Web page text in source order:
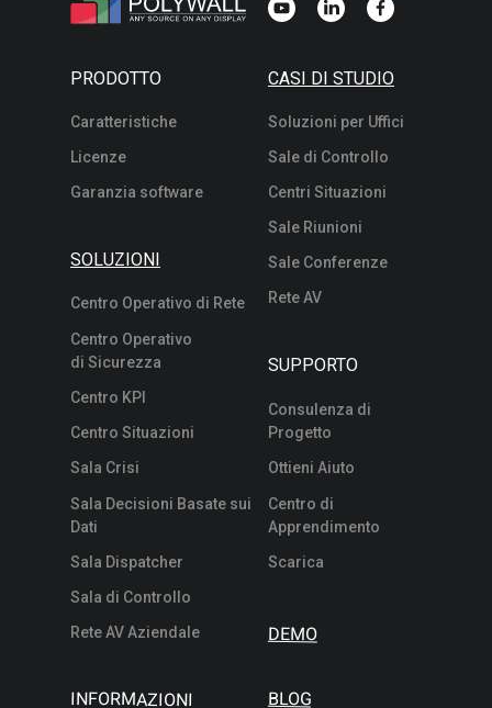
SOLUZIONI
PRODOTTO CASI DI STUDIO
SUPPORTO
INFORMAZIONI
Caratteristiche
Licenze
Centro Operativo di Rete
Centro Operativo
di Sicurezza
Centro KPI
Centro Situazioni
Sala Crisi
Sala Decisioni Basate sui
Dati
Sala Dispatcher
Sala di Controllo
Rete AV Aziendale
Consulenza di
Progetto
Scarica
Ottieni Aiuto
Centro di
Apprendimento
Garanzia software
DEMO
BLOG
Soluzioni per Uffici
Sale di Controllo
Centri Situazioni
Sale Riunioni
Sale Conferenze
Rete AV